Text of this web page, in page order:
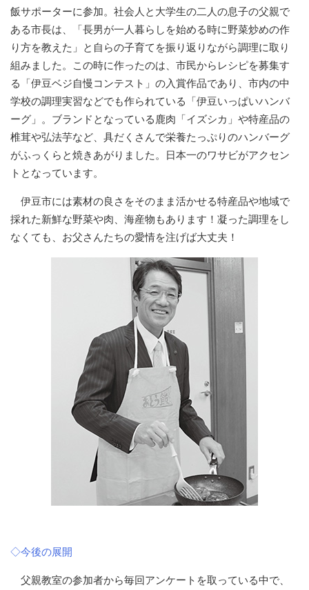
飯サポーターに参加。社会人と大学生の二人の息子の父親で
ある市長は、「長男が一人暮らしを始める時に野菜炒めの作
り方を教えた」と自らの子育てを振り返りながら調理に取り
組みました。この時に作ったのは、市民からレシピを募集す
る「伊豆ベジ自慢コンテスト」の入賞作品であり、市内の中
学校の調理実習などでも作られている「伊豆いっぱいハンバ
ーグ」。ブランドとなっている鹿肉「イズシカ」や特産品の
椎茸や弘法芋など、具だくさんで栄養たっぷりのハンバーグ
がふっくらと焼きあがりました。日本一のワサビがアクセン
トとなっています。
伊豆市には素材の良さをそのまま活かせる特産品や地域で
採れた新鮮な野菜や肉、海産物もあります！凝った調理をし
なくても、お父さんたちの愛情を注げば大丈夫！
◇今後の展開
父親教室の参加者から毎回アンケートを取っている中で、